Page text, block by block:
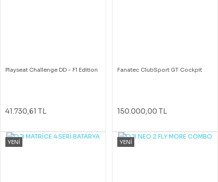
Playseat Challenge DD - F1 Edition
41.730,61 TL
Fanatec ClubSport GT Cockpit
150.000,00 TL
YENİ YENİ